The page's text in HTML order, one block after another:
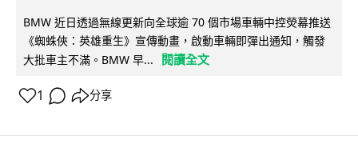
BMW 近日透過無線更新向全球逾 70 個市場車輛中控熒幕推送
《蜘蛛俠：英雄重生》宣傳動畫，啟動車輛即彈出通知，觸發
大批車主不滿。BMW 早...
閱讀全文
1 分享